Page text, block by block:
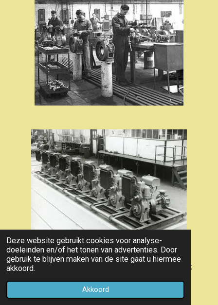
Deze website gebruikt cookies voor analyse-
doeleinden en/of het tonen van advertenties. Door
gebruik te blijven maken van de site gaat u hiermee
akkoord.
Akkoord
SAMOFA 1-S-108 in Kromhoutfabriek
Lees verder bij: WINGWHEEL